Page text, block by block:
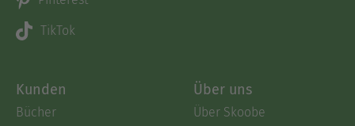
TikTok
Kunden
Bücher
Über uns
Über Skoobe